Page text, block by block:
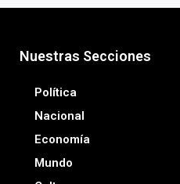
Nuestras Secciones
Política
Nacional
Economía
Mundo